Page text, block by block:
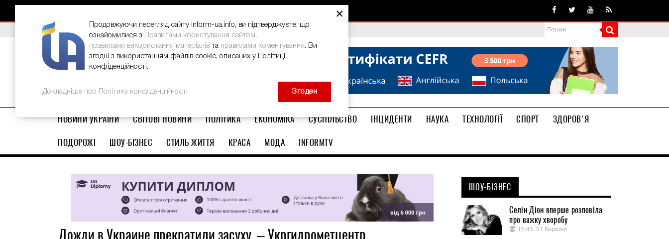
ВИБІР РЕДАКЦІЇ В Україні стартував ювілейний Global Teacher Prize-2026
НОВИНИ УКРАЇНИ СВІТОВІ НОВИНИ ПОЛІТИКА ЕКОНОМІКА СУСПІЛЬСТВО ІНЦИДЕНТИ НАУКА ТЕХНОЛОГІЇ СПОРТ
ЗДОРОВ'Я
ПОДОРОЖІ
ШОУ-БІЗНЕС СТИЛЬ ЖИТТЯ КРАСА МОДА INFORMTV
Дожди в Украине прекратили засуху, – Укргидрометцентр
ШОУ-БІЗНЕС
Селін Діон вперше розповіла
про важку хворобу
15:46, 31 Березня
×
Продовжуючи перегляд сайту inform-ua.info, ви підтверджуєте, що
ознайомилися з
Правилами користування сайтом,
правилами використання матеріалів та правилами коментування. Ви
згодні з використанням файлів cookie, описаних у Політиці
конфіденційності.
Докладніше про Політику конфіденційності Згоден